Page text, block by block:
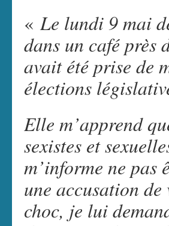
« Le lundi 9 mai
dans un café près
avait été prise de
élections
Elle m’apprend
sexistes et
m’informe ne pas
une accusation
choc, je lui